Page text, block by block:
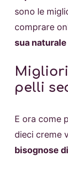
sono le
comprare
sua
pelli
E ora come
dieci creme
bisognose